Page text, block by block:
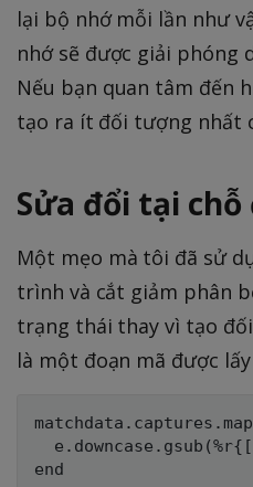
lại bộ nhớ mỗi lần như
nhớ sẽ được giải phóng
Nếu bạn quan tâm đến
tạo ra ít đối tượng nhất
Sửa đổi tại
Một mẹo mà tôi đã sử
trình và cắt giảm phân
trạng thái thay vì tạo
là một đoạn mã được